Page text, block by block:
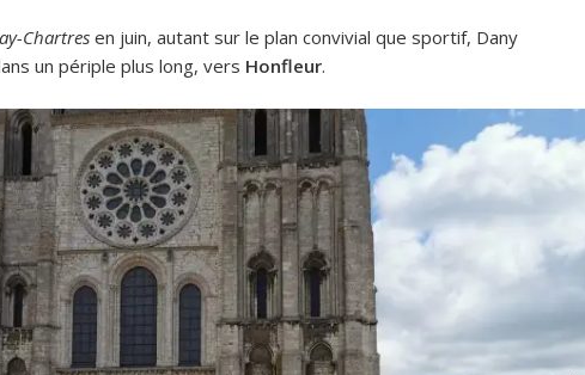
Chartres en juin, autant sur le plan convivial que sportif, Dany
un périple plus long, vers Honfleur.